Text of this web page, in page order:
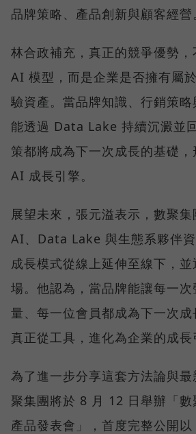
品牌策略、產品創新與顧客經營
林合政補充，真正的競爭優勢
AI 模型，而是企業是否擁有屬
驗資產。當品牌知識、行銷策
能透過 Data Lake 持續沉澱並
策都將成為下一次成長的基礎
AI 成長引擎。
展望未來，張元溢表示，數聚
AI、Data Lake 與生態系夥伴
成長模式從線上延伸至線下，
場。他認為，當品牌能讓每一
量、每一位會員都成為下一次
真正從工具，進化為企業的成長
為了進一步分享這套方法論與
聚集團將於 8 月 12 日舉辦「
產品發表會」，首度完整公開